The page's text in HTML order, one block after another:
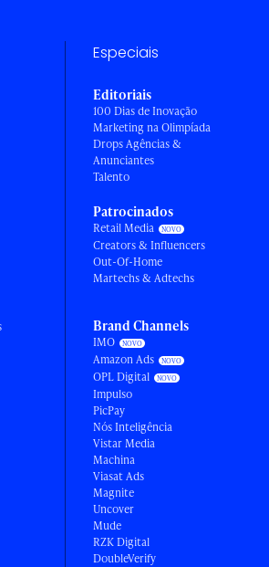
Especiais
Editoriais
100 Dias de Inovação
Marketing na Olimpíada
Drops Agências &
Anunciantes
Talento
Patrocinados
Retail Media
Creators & Influencers
Out-Of-Home
Martechs & Adtechs
Brand Channels
IMO
Amazon Ads
OPL Digital
Impulso
PicPay
Nós Inteligência
Vistar Media
Machina
Viasat Ads
Magnite
Uncover
Mude
RZK Digital
DoubleVerify